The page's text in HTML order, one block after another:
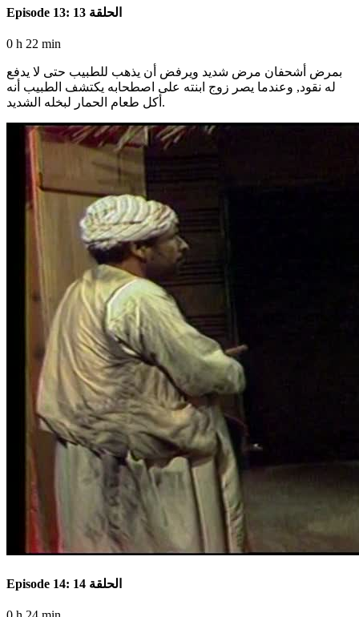
Episode 13: الحلقة 13
0 h 22 min
بمرض أشحفان مرض شديد ويرفض أن يذهب للطبيب حتى لا يدفع
له نقود, وعندما يصر زوج ابنته على اصطحابه يكتشف الطبيب أنه
أكل طعام الحمار لبخله الشديد.
Episode 14: الحلقة 14